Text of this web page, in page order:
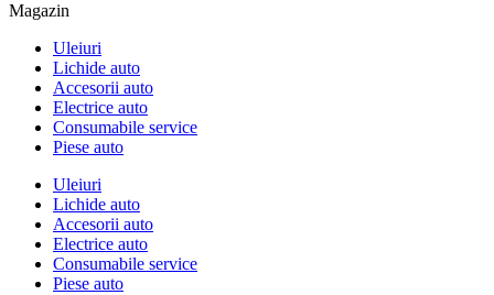
Magazin
Uleiuri
Lichide auto
Accesorii auto
Electrice auto
Consumabile service
Piese auto
Uleiuri
Lichide auto
Accesorii auto
Electrice auto
Consumabile service
Piese auto